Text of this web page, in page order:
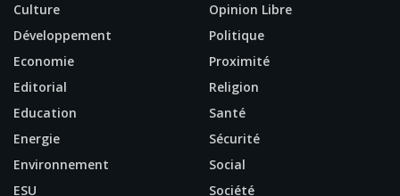
Culture
Développement
Economie
Editorial
Education
Energie
Environnement
ESU
Opinion Libre
Politique
Proximité
Religion
Santé
Sécurité
Social
Société